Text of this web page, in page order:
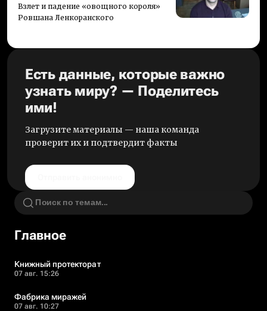
Взлет и падение «овощного короля»
Ровшана Ленкоранского
Есть данные, которые важно
узнать миру? — Поделитесь
ими!
Загрузите материалы — наша команда
проверит их и подтвердит факты
Главное
Книжный протекторат
07 авг. 15:26
Фабрика миражей
07 авг. 10:27